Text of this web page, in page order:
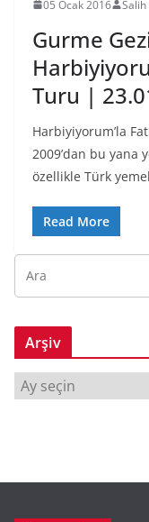
05 Ocak 2016 Salih
Gurme
Turu |
Harbiyiyorum’la
2009’dan bu yana
özellikle Türk
Read More
Arşiv
r